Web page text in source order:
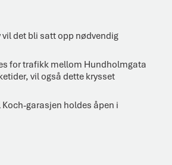
det bli satt opp nødvendig
for trafikk mellom Hundholmgata
vil også dette krysset
garasjen holdes åpen i